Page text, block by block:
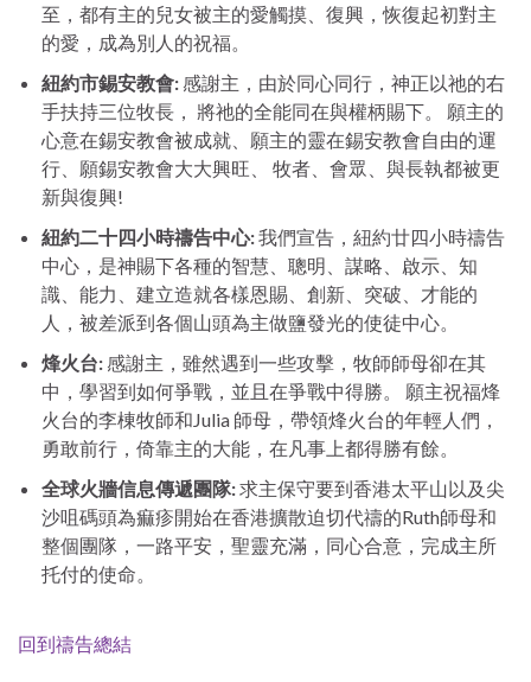
至，都有主的兒女被主的愛觸摸、復興，恢復起初對主
的愛，成為別人的祝福。
紐約市錫安教會: 感謝主，由於同心同行，神正以祂的右
手扶持三位牧長， 將祂的全能同在與權柄賜下。 願主的
心意在錫安教會被成就、願主的靈在錫安教會自由的運
行、願錫安教會大大興旺、 牧者、會眾、與長執都被更
新與復興!
紐約二十四小時禱告中心:我們宣告，紐約廿四小時禱告
中心，是神賜下各種的智慧、聰明、謀略、啟示、知
識、能力、建立造就各樣恩賜、創新、突破、才能的
人，被差派到各個山頭為主做鹽發光的使徒中心。
烽火台: 感謝主，雖然遇到一些攻擊，牧師師母卻在其
中，學習到如何爭戰，並且在爭戰中得勝。 願主祝福烽
火台的李棟牧師和Julia 師母，帶領烽火台的年輕人們，
勇敢前行，倚靠主的大能，在凡事上都得勝有餘。
全球火牆信息傳遞團隊:求主保守要到香港太平山以及尖
沙咀碼頭為痲疹開始在香港擴散迫切代禱的Ruth師母和
整個團隊，一路平安，聖靈充滿，同心合意，完成主所
托付的使命。
回到禱告總結